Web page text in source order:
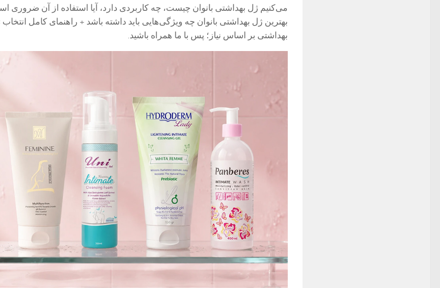
می‌کنیم ژل بهداشتی بانوان چیست، چه کاربردی دارد، آیا استفاده از آن ضروری
بهترین ژل بهداشتی بانوان چه ویژگی‌هایی باید داشته باشد + راهنمای کامل
بهداشتی بر اساس نیاز؛ پس با ما همراه باشید.